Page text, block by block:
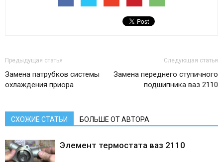
Предыдущая статья
Замена патрубков системы
охлаждения приора
Следующая статья
Замена переднего ступичного
подшипника ваз 2110
СХОЖИЕ СТАТЬИ БОЛЬШЕ ОТ АВТОРА
Элемент термостата ваз 2110